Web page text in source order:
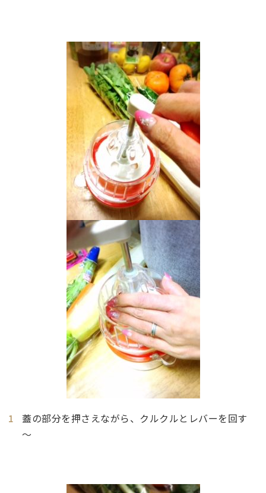
蓋の部分を押さえながら、クルクルとレバーを回す
～